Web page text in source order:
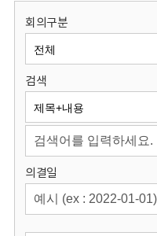
원
회
회의구분
검색
의결일